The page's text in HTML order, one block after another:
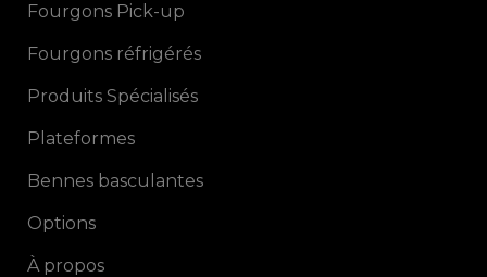
Fourgons Pick-up
Fourgons réfrigérés
Produits Spécialisés
Plateformes
Bennes basculantes
Options
À propos